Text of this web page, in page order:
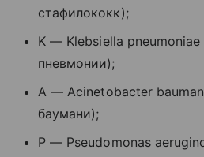
стафилококк);
K — Klebsiella pneumoniae
пневмонии);
A —Acinetobacter
баумани);
P — Pseudomonas